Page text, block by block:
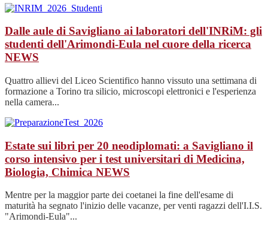
Dalle aule di Savigliano ai laboratori dell'INRiM: gli
studenti dell'Arimondi-Eula nel cuore della ricerca
NEWS
Quattro allievi del Liceo Scientifico hanno vissuto una settimana di
formazione a Torino tra silicio, microscopi elettronici e l'esperienza
nella camera...
Estate sui libri per 20 neodiplomati: a Savigliano il
corso intensivo per i test universitari di Medicina,
Biologia, Chimica NEWS
Mentre per la maggior parte dei coetanei la fine dell'esame di
maturità ha segnato l'inizio delle vacanze, per venti ragazzi dell'I.I.S.
"Arimondi-Eula"...